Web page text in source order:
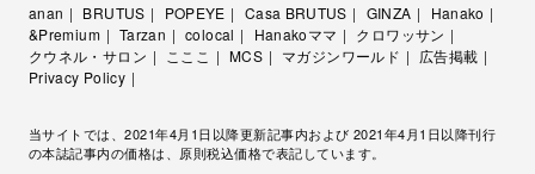
anan BRUTUS POPEYE Casa BRUTUS GINZA
Hanako
&Premium
Tarzan colocal Hanakoママ
クロワッサン
クウネル・サロン
こここ MCS マガジンワールド
広告掲載
Privacy Policy
当サイトでは、2021年4月1日以降更新記事内および 2021年4月1日以降刊行
の本誌記事内の価格は、原則税込価格で表記しています。